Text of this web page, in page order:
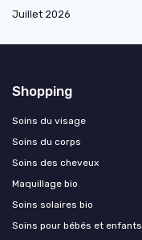
Juillet 2026
Shopping
Soins du visage
Soins du corps
Soins des cheveux
Maquillage bio
Soins solaires bio
Soins pour bébés et enfants